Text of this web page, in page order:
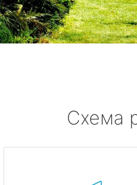
Схема